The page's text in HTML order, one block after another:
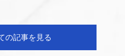
の記事を見る